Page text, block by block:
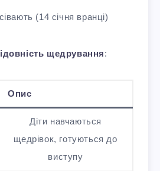
(14 січня вранці)
щедрування:
Опис
Діти навчаються
щедрівок, готуються до
виступу